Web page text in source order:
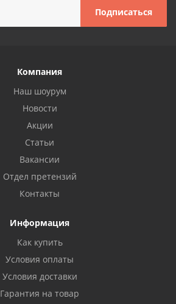
Компания
Наш шоурум
Новости
Акции
Статьи
Вакансии
Отдел претензий
Контакты
Информация
Как купить
Условия оплаты
Условия доставки
Гарантия на товар